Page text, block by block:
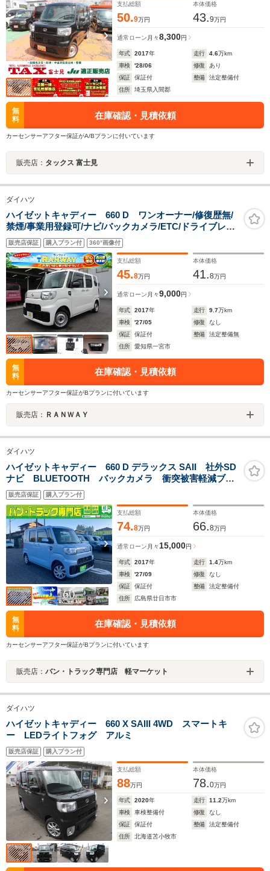
支払総額
50.9万円
本体価格
43.9万円
通常ローン 月々8,300円
年式 2017年 走行 4.6万km
車検
'28/06 修復
あり
保証
保証付 整備
法定整備付
住所
埼玉県入間郡
無
料
在庫確認・見積依頼
カーセンサーアフター保証がA/Bプランに付いています
販売店： タックス 富士見
ダイハツ
ハイゼットキャディー 660 D ワンオーナー/修復歴無/
禁煙/事業用登録可/ナビ/バックカメラ/ETC/ドライブレコ
ーダー/両側スライドドア/キーレス/パワーウィンドウ/ヘ
ッドライトレベライザー/アイドリングストップシステム/
販売店保証 購入プラン付 360°画像付
支払総額
45.8万円
本体価格
41.8万円
通常ローン 月々9,000円
年式 2017年 走行 9.7万km
車検
'27/05 修復
なし
保証
保証付 整備
法定整備無
住所
愛知県一宮市
無
料
在庫確認・見積依頼
カーセンサーアフター保証がBプランに付いています
販売店： ＲＡＮＷＡＹ
ダイハツ
ハイゼットキャディー 660 D デラックス SAII 社外SD
ナビ BLUETOOTH バックカメラ 衝突被害軽減ブレ
ーキ 車線逸脱警報装置 横滑り防止装置 アイドリン
グストップ 前席パワーウィンドウ キーレスエントリ
ー セキュリティアラーム
販売店保証 購入プラン付
支払総額
74.8万円
本体価格
66.8万円
通常ローン 月々 15,000円
年式 2017年 走行 1.4万km
車検
'27/09 修復
なし
保証
保証付 整備
法定整備付
住所
広島県廿日市市
無
料
在庫確認・見積依頼
カーセンサーアフター保証がBプランに付いています
販売店： バン・トラック専門店 軽マーケット
ダイハツ
ハイゼットキャディー 660 X SAIII 4WD スマートキ
ー LEDライトフォグ アルミ
販売店保証 購入プラン付
支払総額
88万円
本体価格
78.0万円
年式 2020年 走行 11.2万km
車検
車検整備付 修復
なし
保証
保証付 整備
法定整備付
住所
北海道苫小牧市